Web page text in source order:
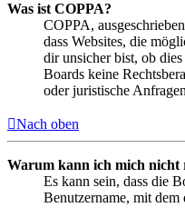
Was ist COPPA?
COPPA,
dass Websites, die
dir unsicher bist, ob
Boards keine
oder juristische
Nach oben
Warum kann ich mich nicht
Es kann sein, dass die
Benutzername, mit